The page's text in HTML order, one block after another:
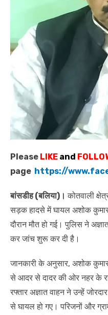
Please LIKE and
page https://
बांसडीह (बलिया)। कोतवाली
सड़क हादसे में घायल अशोक
दौरान मौत हो गई। पुलिस ने
कर जांच शुरू कर दी है।
जानकारी के अनुसार, अशोक
से आदर से दादर की ओर नहर के
रफ्तार अज्ञात वाहन ने उन्हें
से घायल हो गए। परिजनों और